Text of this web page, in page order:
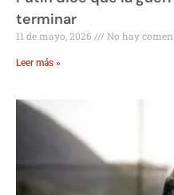
terminar
11 de mayo, 2026 No hay
Leer más »